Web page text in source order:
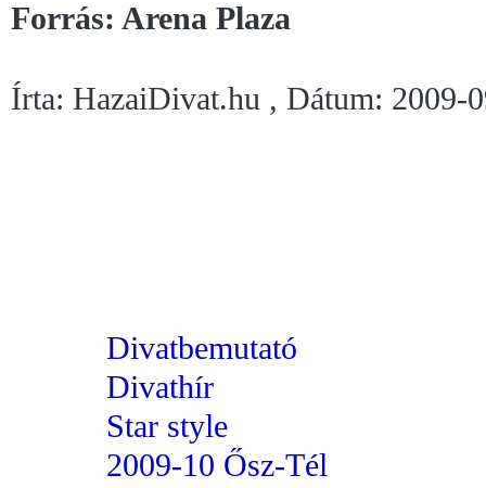
Forrás: Arena Plaza
Írta: HazaiDivat.hu , Dátum: 2009-
Divatbemutató
Divathír
Star style
2009-10 Ősz-Tél